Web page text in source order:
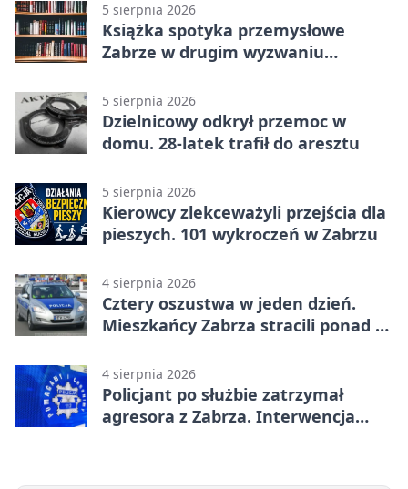
5 sierpnia 2026
Książka spotyka przemysłowe
Zabrze w drugim wyzwaniu
5 sierpnia 2026
Dzielnicowy odkrył przemoc w
domu. 28-latek trafił do aresztu
5 sierpnia 2026
Kierowcy zlekceważyli przejścia dla
pieszych. 101 wykroczeń w Zabrzu
4 sierpnia 2026
Cztery oszustwa w jeden dzień.
Mieszkańcy Zabrza stracili ponad 6
4 sierpnia 2026
Policjant po służbie zatrzymał
agresora z Zabrza. Interwencja